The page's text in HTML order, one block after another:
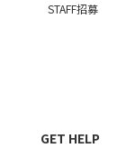
STAFF招募
GET HELP